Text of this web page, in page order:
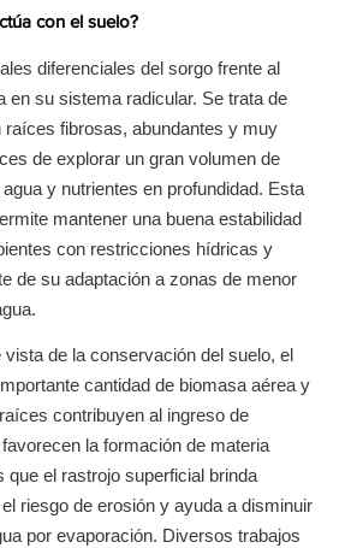
con el suelo?
diferenciales del sorgo frente al
en su sistema radicular. Se trata de
raíces fibrosas, abundantes y muy
de explorar un gran volumen de
y nutrientes en profundidad. Esta
mantener una buena estabilidad
con restricciones hídricas y
de su adaptación a zonas de menor
vista de la conservación del suelo, el
cantidad de biomasa aérea y
contribuyen al ingreso de
la formación de materia
que el rastrojo superficial brinda
riesgo de erosión y ayuda a disminuir
por evaporación. Diversos trabajos